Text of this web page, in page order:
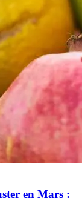
en Mars :